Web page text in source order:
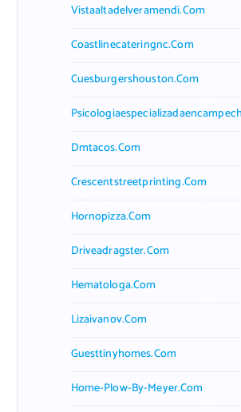
Vistaaltadelveramendi.com
Coastlinecateringnc.com
Cuesburgershouston.com
Dmtacos.com
Crescentstreetprinting.com
Hornopizza.com
Driveadragster.com
Hematologa.com
Lizaivanov.com
Guesttinyhomes.com
Home-Plow-By-Meyer.com